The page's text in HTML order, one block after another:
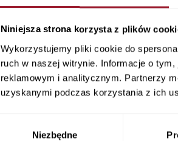
Niniejsza strona korzysta z plików
Wykorzystujemy pliki cookie do
ruch w naszej witrynie. Informacje o
reklamowym i analitycznym. Partnerzy
uzyskanymi podczas korzystania z ich
Niezbędne